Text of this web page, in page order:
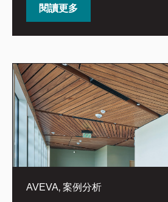
閱讀更多
AVEVA,案例分析